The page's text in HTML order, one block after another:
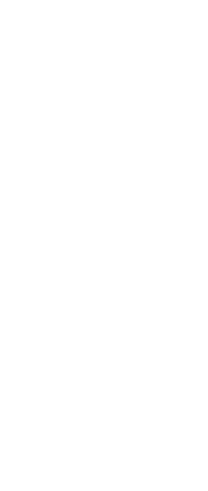
vousky pomáhají
kočka vejde do
→